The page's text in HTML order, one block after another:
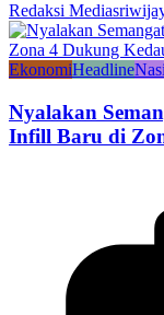
Redaksi
EkonomiHeadline
Nyalakan
Infill Baru di